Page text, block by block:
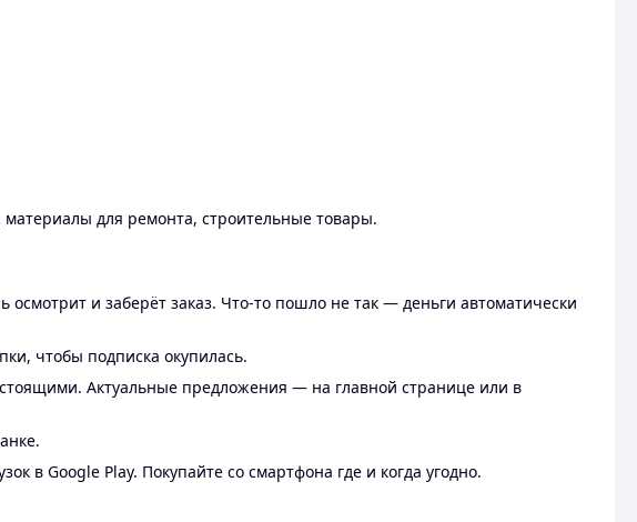
для ремонта, строительные товары.
и заберёт заказ. Что-то пошло не так — деньги автоматически
чтобы подписка окупилась.
Актуальные предложения — на главной странице или в
в Google Play. Покупайте со смартфона где и когда угодно.